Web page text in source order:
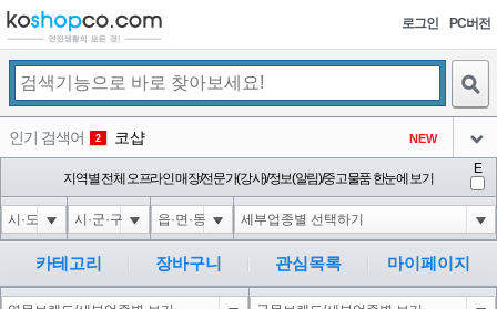
로그인 PC버전
인기 검색어 2 코샵 NEW
3 익스
아이콘
4 1'||DBMS_PIPE.RECEIVE_MESSAGE(CHR(98)||CHR(98)||CHR(98),15)||'
아이콘
5 1-1 waitfor delay '0:0:15' --
아이콘
1
6 1-1); waitfor delay '0:0:15' -- 1
지역별 전체 오프라인 매장/전문가(강사)/정보(알림)/중고물품 한눈에 보기
E
카테고리 장바구니 관심목록 마이페이지